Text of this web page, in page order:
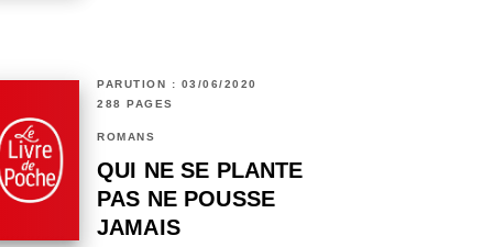
PARUTION : 03/06/2020
288 PAGES
ROMANS
QUI NE SE PLANTE
PAS NE POUSSE
JAMAIS